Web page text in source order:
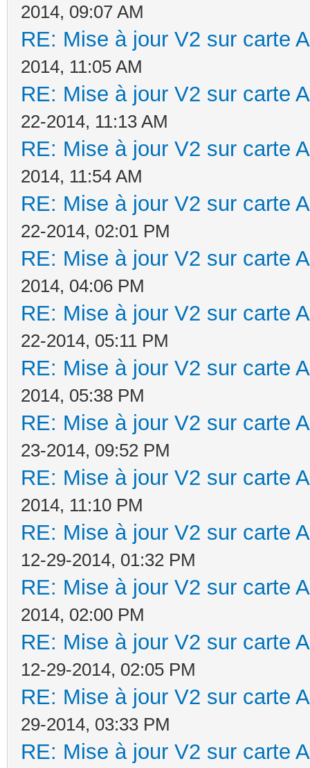
2014, 09:07 AM
RE: Mise à jour V2 sur carte
2014, 11:05 AM
RE: Mise à jour V2 sur carte
22-2014, 11:13 AM
RE: Mise à jour V2 sur carte
2014, 11:54 AM
RE: Mise à jour V2 sur carte
22-2014, 02:01 PM
RE: Mise à jour V2 sur carte
2014, 04:06 PM
RE: Mise à jour V2 sur carte
22-2014, 05:11 PM
RE: Mise à jour V2 sur carte
2014, 05:38 PM
RE: Mise à jour V2 sur carte
23-2014, 09:52 PM
RE: Mise à jour V2 sur carte
2014, 11:10 PM
RE: Mise à jour V2 sur carte
12-29-2014, 01:32 PM
RE: Mise à jour V2 sur carte
2014, 02:00 PM
RE: Mise à jour V2 sur carte
12-29-2014, 02:05 PM
RE: Mise à jour V2 sur carte
29-2014, 03:33 PM
RE: Mise à jour V2 sur carte